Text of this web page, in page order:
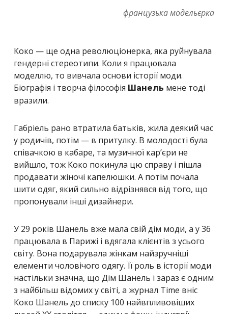
французька модельєрка
Коко — ще одна революціонерка, яка руйнувала
гендерні стереотипи. Коли я працювала
моделлю, то вивчала основи історії моди.
Біографія і творча філософія Шанель мене тоді
вразили.
Габріель рано втратила батьків, жила деякий час
у родичів, потім — в притулку. В молодості була
співачкою в кабаре, та музичної кар’єри не
вийшло, тож Коко покинула цю справу і пішла
продавати жіночі капелюшки. А потім почала
шити одяг, який сильно відрізнявся від того, що
пропонували інші дизайнери.
У 29 років Шанель вже мала свій дім моди, а у 36
працювала в Парижі і вдягала клієнтів з усього
світу. Вона подарувала жінкам найзручніші
елементи чоловічого одягу. Її роль в історії моди
настільки значна, що Дім Шанель і зараз є одним
з найбільш відомих у світі, а журнал Time вніс
Коко Шанель до списку 100 найвпливовіших